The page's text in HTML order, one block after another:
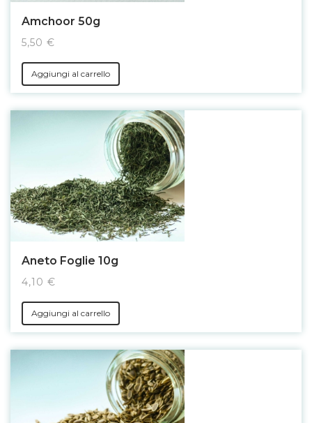
Amchoor 50g
5,50 €
Aggiungi al carrello
Aneto Foglie 10g
4,10 €
Aggiungi al carrello